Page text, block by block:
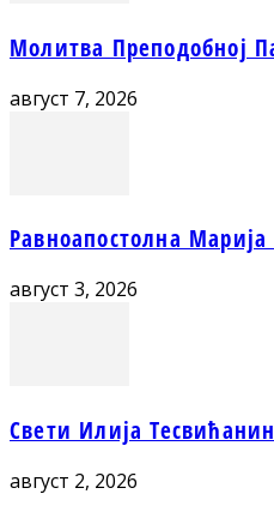
Молитва Преподобној
август 7, 2026
Равноапостолна
август 3, 2026
Свети Илија Тесвићанин
август 2, 2026